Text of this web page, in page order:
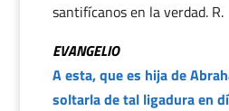
santifícanos en la verdad. R.
EVANGELIO
A esta, que es hija de
soltarla de tal ligadura en